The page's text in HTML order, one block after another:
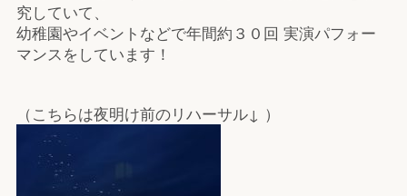
究していて、
幼稚園やイベントなどで年間約３０回 実演パフォー
マンスをしています！
（こちらは夜明け前のリハーサル↓ ）